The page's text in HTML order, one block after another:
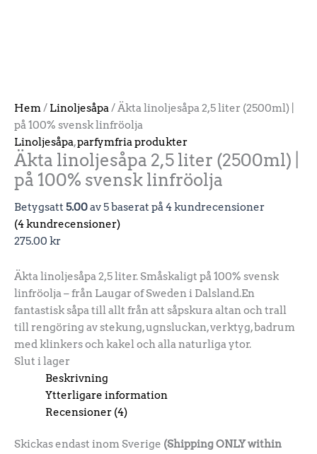
Hem/ Linoljesåpa/ Äkta linoljesåpa 2,5 liter (2500ml) |
på 100% svensk linfröolja
Linoljesåpa,parfymfria produkter
Äkta linoljesåpa 2,5 liter (2500ml) |
på 100% svensk linfröolja
Betygsatt 5.00av 5 baserat på4kundrecensioner
(4kundrecensioner)
275.00 kr
Äkta linoljesåpa 2,5 liter. Småskaligt på 100% svensk
linfröolja – från Laugar of Sweden i Dalsland.En
fantastisk såpa till allt från att såpskura altan och trall
till rengöring av stekung, ugnsluckan, verktyg, badrum
med klinkers och kakel och alla naturliga ytor.
Slut i lager
Beskrivning
Ytterligare information
Recensioner (4)
Skickas endast inom Sverige (Shipping ONLY within